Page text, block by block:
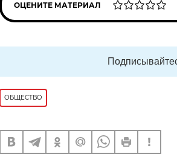
ОЦЕНИТЕ МАТЕРИАЛ
ОБЩЕСТВО